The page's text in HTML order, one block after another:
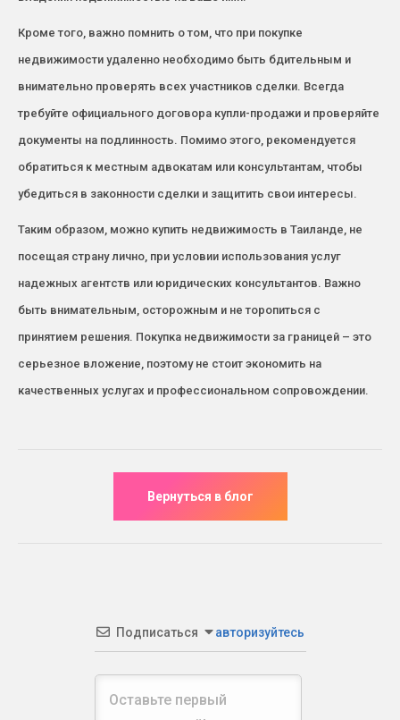
Кроме того, важно помнить о том, что при покупке
недвижимости удаленно необходимо быть бдительным и
внимательно проверять всех участников сделки. Всегда
требуйте официального договора купли-продажи и проверяйте
документы на подлинность. Помимо этого, рекомендуется
обратиться к местным адвокатам или консультантам, чтобы
убедиться в законности сделки и защитить свои интересы.
Таким образом, можно купить недвижимость в Таиланде, не
посещая страну лично, при условии использования услуг
надежных агентств или юридических консультантов. Важно
быть внимательным, осторожным и не торопиться с
принятием решения. Покупка недвижимости за границей – это
серьезное вложение, поэтому не стоит экономить на
качественных услугах и профессиональном сопровождении.
Подписаться авторизуйтесь